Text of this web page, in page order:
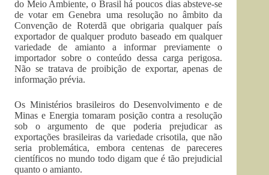
do Meio Ambiente, o Brasil há poucos dias absteve-se
de votar em Genebra uma resolução no âmbito da
Convenção de Roterdã que obrigaria qualquer país
exportador de qualquer produto baseado em qualquer
variedade de amianto a informar previamente o
importador sobre o conteúdo dessa carga perigosa.
Não se tratava de proibição de exportar, apenas de
informação prévia.
Os Ministérios brasileiros do Desenvolvimento e de
Minas e Energia tomaram posição contra a resolução
sob o argumento de que poderia prejudicar as
exportações brasileiras da variedade crisotila, que não
seria problemática, embora centenas de pareceres
científicos no mundo todo digam que é tão prejudicial
quanto o amianto.